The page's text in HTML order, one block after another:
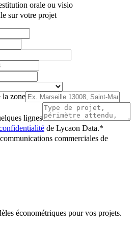
orale ou visio
sur votre projet
la zone
lignes
de Lycaon Data.*
commerciales de
économétriques pour vos projets.